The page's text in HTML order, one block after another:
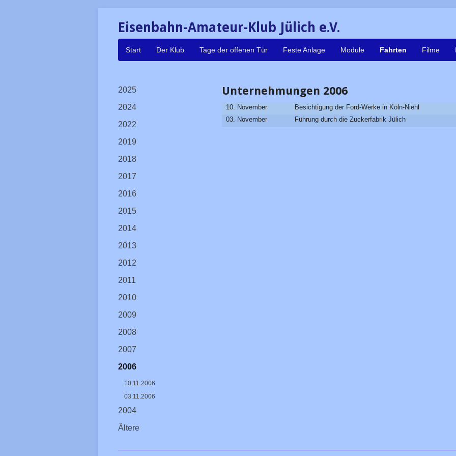
Eisenbahn-Amateur-Klub Jülich e.V.
Navigation
Start Der Klub Tage der offenen Tür Feste Anlage Module Fahrten Filme
Unternehmungen 2006
10. November
Besichtigung der Ford-Werke in Köln-Niehl
03. November
Führung durch die Zuckerfabrik Jülich
Navigation
2025
2024
2022
2019
2018
2017
2016
2015
2014
2013
2012
2011
2010
2009
2008
2007
2006
10.11.2006
03.11.2006
2004
Ältere